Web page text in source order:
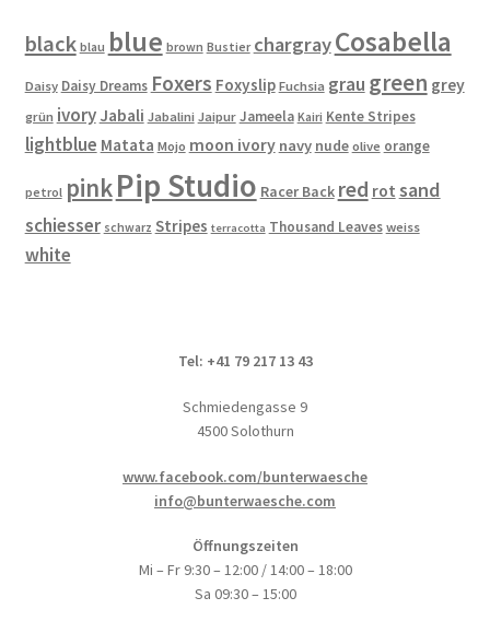
der
Produktseite
gewählt
werden
black blau blue brown Bustier chargrayCosabella
Daisy Daisy Dreams Foxers Foxyslip Fuchsia grau green grey
grün ivory Jabali Jabalini Jaipur Jameela Kairi Kente Stripes
lightblue Matata Mojo moon ivory navy nude olive orange
petrol pinkPip Studio Racer Back red rot sand
schiesser schwarz Stripes terracotta Thousand Leaves weiss
white
Tel: +41 79 217 13 43
Schmiedengasse 9
4500 Solothurn
www.facebook.com/bunterwaesche
info@bunterwaesche.com
Öffnungszeiten
Mi – Fr 9:30 – 12:00 / 14:00 – 18:00
Sa 09:30 – 15:00